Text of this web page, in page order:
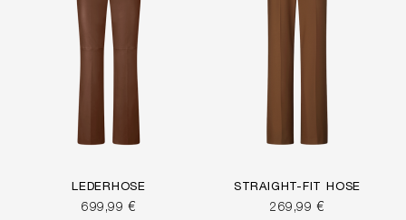
LEDERHOSE
699,99 €
STRAIGHT-FIT HOSE
269,99 €